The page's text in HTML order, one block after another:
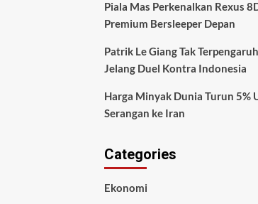
Piala Mas Perkenalkan Rexus
Premium Bersleeper Depan
Patrik Le Giang Tak
Jelang Duel Kontra Indonesia
Harga Minyak Dunia Turun 5%
Serangan ke Iran
Categories
Ekonomi